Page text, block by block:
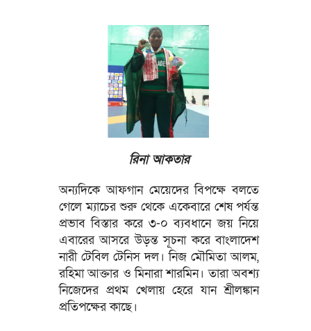
রিনা আকতার
অন্যদিকে আফগান মেয়েদের বিপক্ষে বলতে
গেলে ম্যাচের শুরু থেকে একেবারে শেষ পর্যন্ত
প্রভাব বিস্তার করে ৩-০ ব্যবধানে জয় নিয়ে
এবারের আসরে উড়ন্ত সূচনা করে বাংলাদেশ
নারী টেবিল টেনিস দল। নিজ মৌমিতা আলম,
রহিমা আক্তার ও মিনারা শারমিন। তারা অবশ্য
নিজেদের প্রথম খেলায় হেরে যান শ্রীলঙ্কান
প্রতিপক্ষের কাছে।